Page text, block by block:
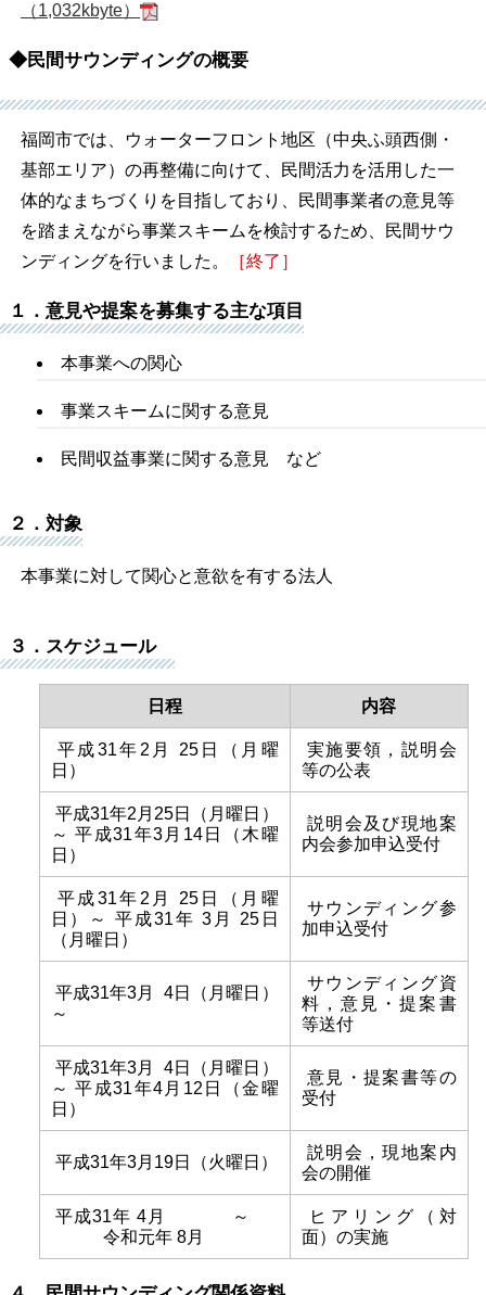
（1,032kbyte）
◆民間サウンディングの概要
福岡市では、ウォーターフロント地区（中央ふ頭西側・
基部エリア）の再整備に向けて、民間活力を活用した一
体的なまちづくりを目指しており、民間事業者の意見等
を踏まえながら事業スキームを検討するため、民間サウ
ンディングを行いました。
［終了］
１．意見や提案を募集する主な項目
本事業への関心
事業スキームに関する意見
民間収益事業に関する意見 など
２．対象
本事業に対して関心と意欲を有する法人
３．スケジュール
日程 内容
平成31年 2 月 25日（月曜
日）
実施要領，説明会
等の公表
平成31年2 月 25日（月曜日）
～ 平成31年3 月 14日（木曜
日）
説明会及び現地案
内会参加申込受付
平成31年 2 月 25日（月曜
日）～ 平成31年 3月 25日
（月曜日）
サウンディング参
加申込受付
平成31年3月 4日（月曜日）
～
サウンディング資
料，意見・提案書
等送付
平成31年3月 4日（月曜日）
～ 平成31年4 月 12 日（金曜
日）
意見・提案書等の
受付
平成31年3月 19日（火曜日）
説明会，現地案内
会の開催
平成31年 4月 ～
令和元年 8月
ヒアリング（対
面）の実施